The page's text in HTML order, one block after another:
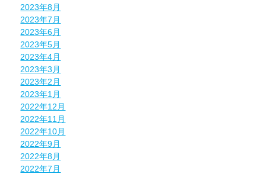
2023年8月
2023年7月
2023年6月
2023年5月
2023年4月
2023年3月
2023年2月
2023年1月
2022年12月
2022年11月
2022年10月
2022年9月
2022年8月
2022年7月